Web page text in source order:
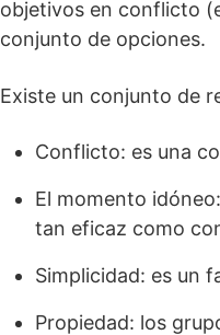
objetivos en conflicto
conjunto de opciones.
Existe un conjunto de
Conflicto: es una
El momento
tan eficaz como
Simplicidad: es un
Propiedad: los